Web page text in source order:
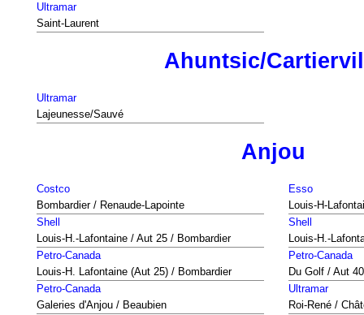
Ultramar
Saint-Laurent
Ahuntsic/
Ultramar
Lajeunesse/Sauvé
Anjou
Costco
Bombardier / Renaude-Lapointe
Esso
Louis-H-
Shell
Louis-H.-Lafontaine / Aut 25 / Bombardier
Shell
Louis-H.-
Petro-Canada
Louis-H. Lafontaine (Aut 25) / Bombardier
Petro-Canada
Du Golf / Aut 40
Petro-Canada
Galeries d'Anjou / Beaubien
Ultramar
Roi-René /